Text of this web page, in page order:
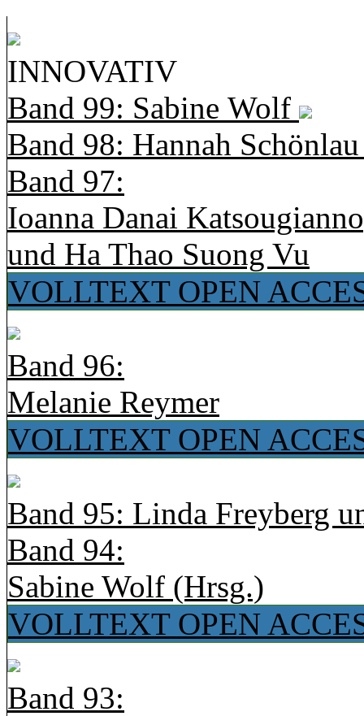
INNOVATIV
Band 99: Sabine Wolf
Band 98: Hannah
Band 97:
Ioanna Danai
und Ha Thao Suong Vu
VOLLTEXT OPEN
Band 96:
Melanie Reymer
VOLLTEXT OPEN
Band 95: Linda Freyberg
Band 94:
Sabine Wolf (Hrsg.)
VOLLTEXT OPEN
Band 93: